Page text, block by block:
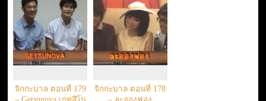
จิกกะบาล ตอนที่ 179
จิกกะบาล ตอนที่ 178